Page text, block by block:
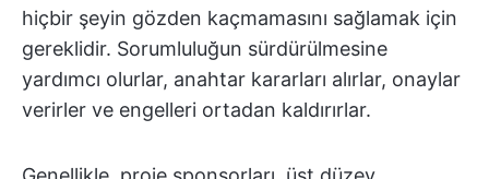
hiçbir şeyin gözden kaçmamasını sağlamak için
gereklidir. Sorumluluğun sürdürülmesine
yardımcı olurlar, anahtar kararları alırlar, onaylar
verirler ve engelleri ortadan kaldırırlar.